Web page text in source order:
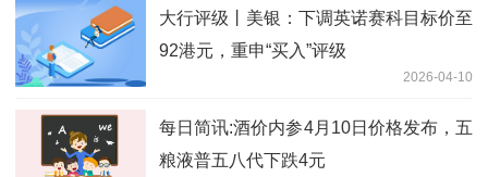
大行评级丨美银：下调英诺赛科目标价至
92港元，重申“买入”评级
2026-04-10
每日简讯:酒价内参4月10日价格发布，五
粮液普五八代下跌4元